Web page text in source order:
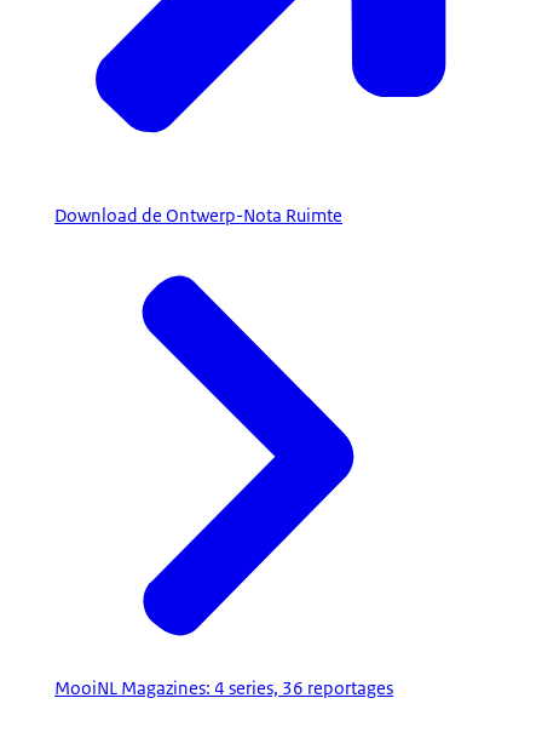
Download de Ontwerp-Nota Ruimte
MooiNL Magazines: 4 series, 36 reportages